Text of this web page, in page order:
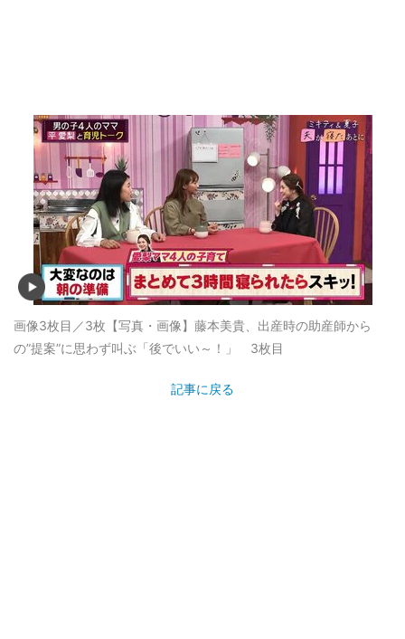
画像3枚目／3枚 【写真・画像】藤本美貴、出産時の助産師から
の”提案”に思わず叫ぶ「後でいい～！」 3枚目
記事に戻る